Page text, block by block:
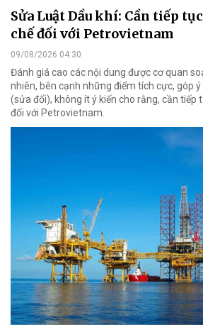
Sửa Luật Dầu khí: Cần tiếp
chế đối với Petrovietnam
09/08/2026 04:30
Đánh giá cao các nội dung được cơ quan
nhiên, bên cạnh những điểm tích cực, góp
(sửa đổi), không ít ý kiến cho rằng, cần tiếp
đối với Petrovietnam.